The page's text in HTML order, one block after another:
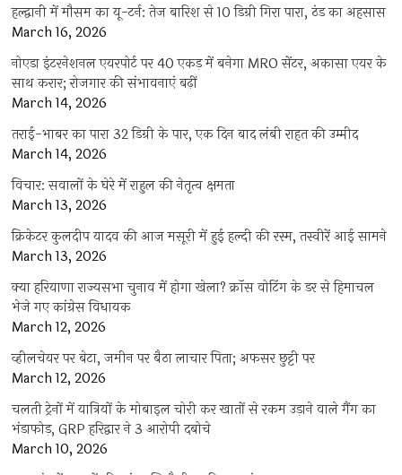
हल्द्वानी में मौसम का यू-टर्न: तेज बारिश से 10 डिग्री गिरा पारा, ठंड का अहसास
March 16, 2026
नोएडा इंटरनेशनल एयरपोर्ट पर 40 एकड़ में बनेगा MRO सेंटर, अकासा एयर के
साथ करार; रोजगार की संभावनाएं बढ़ीं
March 14, 2026
तराई-भाबर का पारा 32 डिग्री के पार, एक दिन बाद लंबी राहत की उम्मीद
March 14, 2026
विचार: सवालों के घेरे में राहुल की नेतृत्व क्षमता
March 13, 2026
क्रिकेटर कुलदीप यादव की आज मसूरी में हुई हल्दी की रस्म, तस्वीरें आई सामने
March 13, 2026
क्या हरियाणा राज्यसभा चुनाव में होगा खेला? क्रॉस वोटिंग के डर से हिमाचल
भेजे गए कांग्रेस विधायक
March 12, 2026
व्हीलचेयर पर बेटा, जमीन पर बैठा लाचार पिता; अफसर छुट्टी पर
March 12, 2026
चलती ट्रेनों में यात्रियों के मोबाइल चोरी कर खातों से रकम उड़ाने वाले गैंग का
भंडाफोड़, GRP हरिद्वार ने 3 आरोपी दबोचे
March 10, 2026